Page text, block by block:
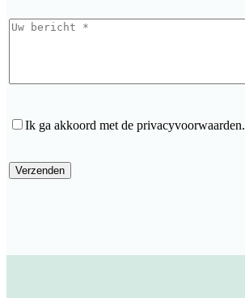
Ik ga akkoord met de privacyvoorwaarden.